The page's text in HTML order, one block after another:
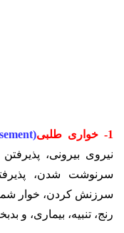
1- خواری طلبی(Abasement) :
نیروی بیرونی،
سرنوشت شدن،
سرزنش کردن، خوار
رنج، تنبیه، بیماری، و